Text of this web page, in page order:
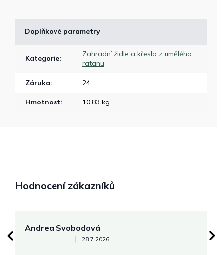
Doplňkové parametry
Kategorie:
Zahradní židle a křesla z umělého
ratanu
Záruka: 24
Hmotnost: 10.83 kg
Hodnocení zákazníků
Andrea Svobodová
Hodnocení obchodu je 5 z 5 hvězdiček.
| 28.7.2026